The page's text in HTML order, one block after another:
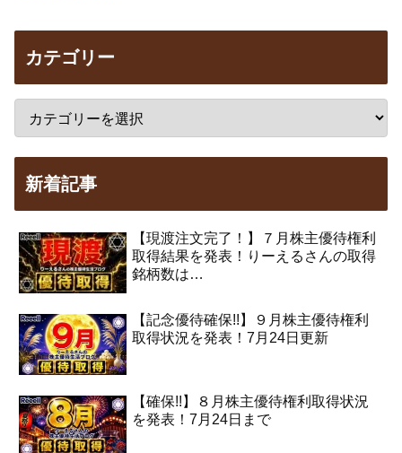
カテゴリー
新着記事
【現渡注文完了！】７月株主優待権利
取得結果を発表！りーえるさんの取得
銘柄数は…
【記念優待確保!!】９月株主優待権利
取得状況を発表！7月24日更新
【確保!!】８月株主優待権利取得状況
を発表！7月24日まで